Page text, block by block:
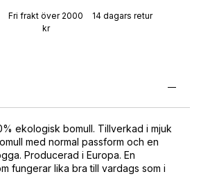
Fri frakt över 2000
kr
14 dagars retur
ekologisk bomull. Tillverkad i mjuk
med normal passform och en
Producerad i Europa. En
fungerar lika bra till vardags som i